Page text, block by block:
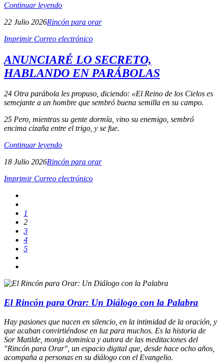
Continuar leyendo
22 Julio 2026Rincón para orar
Imprimir Correo electrónico
ANUNCIARÉ LO SECRETO,
HABLANDO EN PARÁBOLAS
24 Otra parábola les propuso, diciendo: «El Reino de los Cielos es
semejante a un hombre que sembró buena semilla en su campo.
25 Pero, mientras su gente dormía, vino su enemigo, sembró
encima cizaña entre el trigo, y se fue.
Continuar leyendo
18 Julio 2026Rincón para orar
Imprimir Correo electrónico
1
2
3
4
5
El Rincón para Orar: Un Diálogo con la Palabra
Hay pasiones que nacen en silencio, en la intimidad de la oración, y
que acaban convirtiéndose en luz para muchos. Es la historia de
Sor Matilde, monja dominica y autora de las meditaciones del
"Rincón para Orar", un espacio digital que, desde hace ocho años,
acompaña a personas en su diálogo con el Evangelio.